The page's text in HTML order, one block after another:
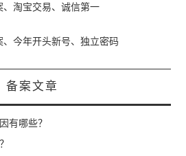
、淘宝交易、诚信第一
、今年开头新号、独立密码
备案文章
有哪些？